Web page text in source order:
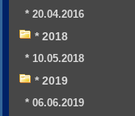
* 20.04.2016
* 2018
* 10.05.2018
* 2019
* 06.06.2019